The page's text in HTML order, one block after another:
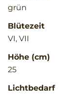
grün
Blütezeit
VI, VII
Höhe (cm)
25
Lichtbedarf